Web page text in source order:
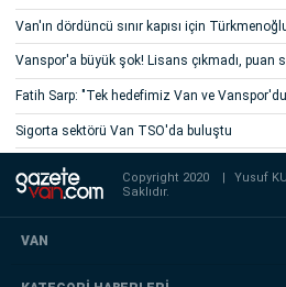
Van'ın dördüncü sınır kapısı için
Vanspor'a büyük şok! Lisans çıkmadı, puan
Fatih Sarp: "Tek hedefimiz Van ve
Sigorta sektörü Van TSO'da buluştu
Copyright 2020 Yusuf
Saklıdır.
VAN